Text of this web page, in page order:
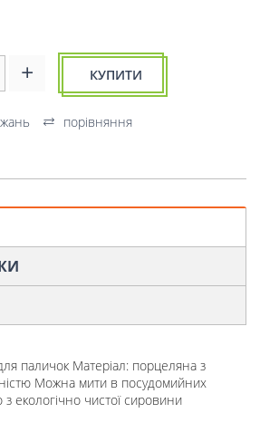
КУПИТИ
порівняння
паличок Матеріал: порцеляна з
Можна мити в посудомийних
екологічно чистої сировини